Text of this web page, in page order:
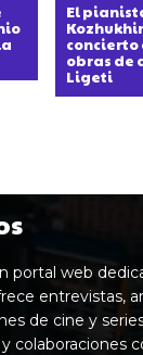
El
concierto
obras de
Ligeti
portal web
entrevistas,
de cine y
colaboraciones